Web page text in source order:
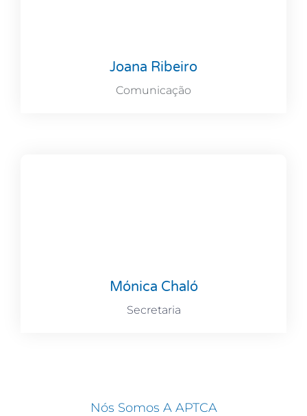
Mónica Chaló
Secretaria
Joana Ribeiro
Comunicação
Nós Somos A APTCA